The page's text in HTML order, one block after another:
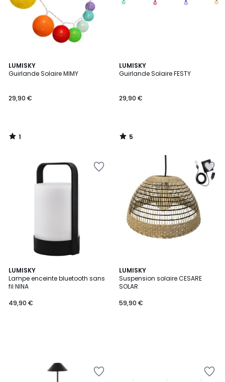
LUMISKY
Guirlande Solaire MIMY
29,90 €
1
/
1
/
LUMISKY
Guirlande Solaire FESTY
29,90 €
5
/
5
/
LUMISKY
Lampe enceinte bluetooth sans
fil NINA
49,90 €
LUMISKY
Suspension solaire CESARE
SOLAR
59,90 €